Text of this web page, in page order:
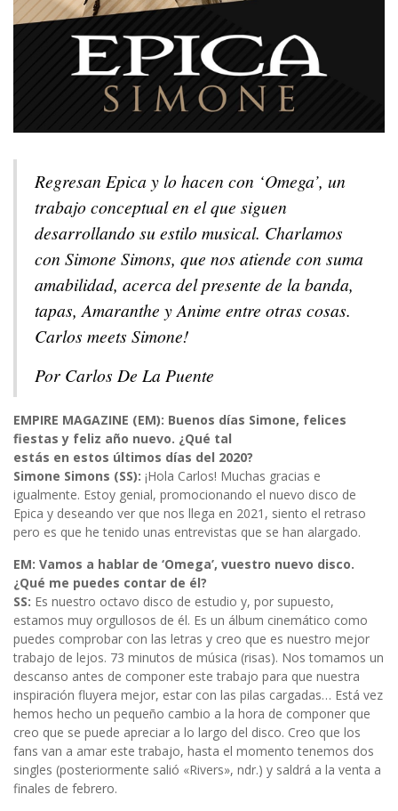
Regresan Epica y lo hacen con ‘Omega’, un
trabajo conceptual en el que siguen
desarrollando su estilo musical. Charlamos
con Simone Simons, que nos atiende con suma
amabilidad, acerca del presente de la banda,
tapas, Amaranthe y Anime entre otras cosas.
Carlos meets Simone!
Por Carlos De La Puente
EMPIRE MAGAZINE (EM): Buenos días Simone, felices
fiestas y feliz año nuevo. ¿Qué tal
estás en estos últimos días del 2020?
Simone Simons (SS): ¡Hola Carlos! Muchas gracias e
igualmente. Estoy genial, promocionando el nuevo disco de
Epica y deseando ver que nos llega en 2021, siento el retraso
pero es que he tenido unas entrevistas que se han alargado.
EM: Vamos a hablar de ‘Omega’, vuestro nuevo disco.
¿Qué me puedes contar de él?
SS: Es nuestro octavo disco de estudio y, por supuesto,
estamos muy orgullosos de él. Es un álbum cinemático como
puedes comprobar con las letras y creo que es nuestro mejor
trabajo de lejos. 73 minutos de música (risas). Nos tomamos un
descanso antes de componer este trabajo para que nuestra
inspiración fluyera mejor, estar con las pilas cargadas… Está vez
hemos hecho un pequeño cambio a la hora de componer que
creo que se puede apreciar a lo largo del disco. Creo que los
fans van a amar este trabajo, hasta el momento tenemos dos
singles (posteriormente salió «Rivers», ndr.) y saldrá a la venta a
finales de febrero.